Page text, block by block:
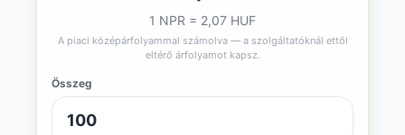
1 NPR = 2,07 HUF
A piaci középárfolyammal számolva — a szolgáltatóknál ettől
eltérő árfolyamot kapsz.
Összeg